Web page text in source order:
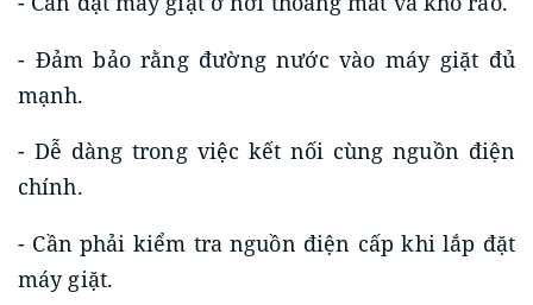
- Đảm bảo rằng đường nước vào máy giặt đủ
mạnh.
- Dễ dàng trong việc kết nối cùng nguồn điện
chính.
- Cần phải kiểm tra nguồn điện cấp khi lắp đặt
máy giặt.